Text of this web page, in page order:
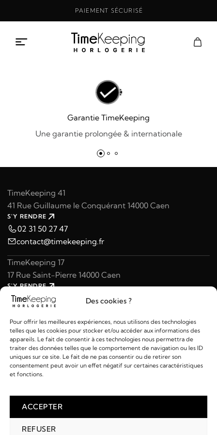
Des cookies ?
Pour offrir les meilleures expériences, nous utilisons des technologies
telles que les cookies pour stocker et/ou accéder aux informations des
appareils. Le fait de consentir à ces technologies nous permettra de
traiter des données telles que le comportement de navigation ou les ID
uniques sur ce site. Le fait de ne pas consentir ou de retirer son
consentement peut avoir un effet négatif sur certaines caractéristiques
et fonctions.
ACCEPTER
REFUSER
PAIEMENT SÉCURISÉ
Garantie TimeKeeping
Une garantie prolongée & internationale
TimeKeeping 41
41 Rue Guillaume le Conquérant 14000 Caen
S'Y RENDRE
02 31 50 27 47
contact@timekeeping.fr
TimeKeeping 17
17 Rue Saint-Pierre 14000 Caen
S'Y RENDRE
02 31 47 49 97
contact@timekeeping.fr
Liens utiles
2026 © TIMEKEEPING - Réalisé par